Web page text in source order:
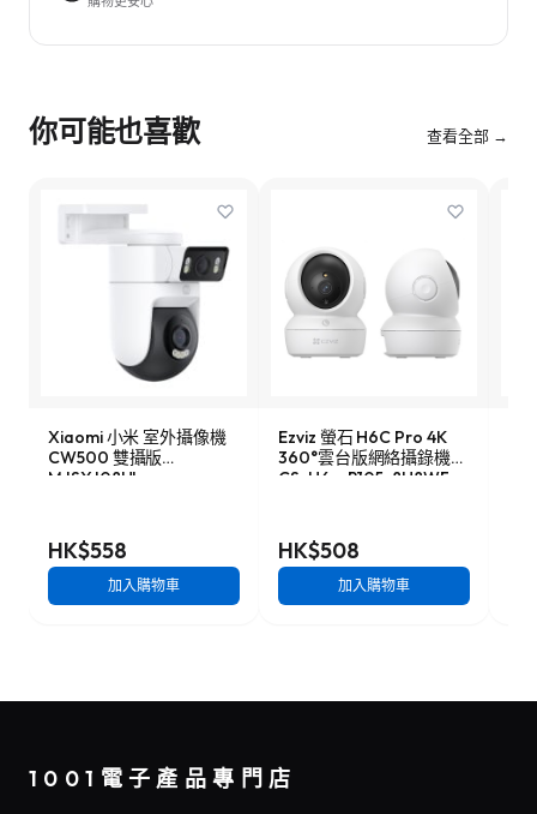
你可能也喜歡 查看全部 →
Xiaomi 小米 室外攝像機
CW500 雙攝版
MJSXJ08HL
HK$558
加入購物車
Ezviz 螢石 H6C Pro 4K
360°雲台版網絡攝錄機
CS-H6c-R105-8H8WF
HK$508
加入購物車
1001電子產品專門店